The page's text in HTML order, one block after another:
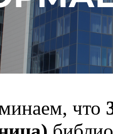
что